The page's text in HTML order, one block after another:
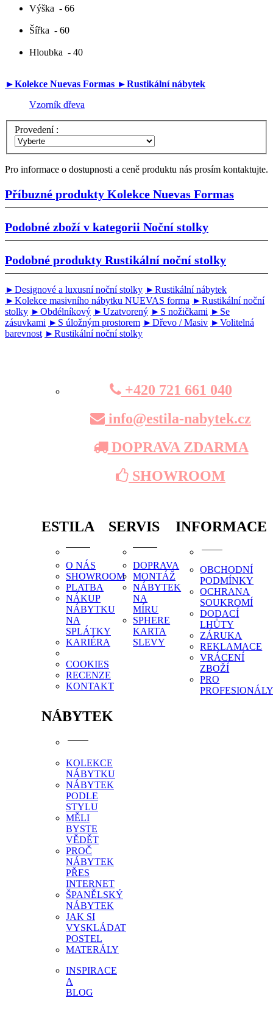
Výška - 66
Šířka - 60
Hloubka - 40
►Kolekce Nuevas Formas ►Rustikální nábytek
Vzorník dřeva
Provedení :
Pro informace o dostupnosti a ceně produktu nás prosím kontaktujte.
Příbuzné produkty Kolekce Nuevas Formas
Podobné zboží v kategorii Noční stolky
Podobné produkty Rustikální noční stolky
►Designové a luxusní noční stolky ►Rustikální nábytek
►Kolekce masivního nábytku NUEVAS forma ►Rustikální noční
stolky ►Obdélníkový ►Uzatvorený ►S nožičkami ►Se
zásuvkami ►S úložným prostorem ►Dřevo / Masiv ►Volitelná
barevnost ►Rustikální noční stolky
+420 721 661 040
info@estila-nabytek.cz
DOPRAVA ZDARMA
SHOWROOM
ESTILA
O NÁS
SHOWROOM
PLATBA
NÁKUP
NÁBYTKU
NA
SPLÁTKY
KARIÉRA
COOKIES
RECENZE
KONTAKT
SERVIS
DOPRAVA
MONTÁŽ
NÁBYTEK
NA
MÍRU
SPHERE
KARTA
SLEVY
INFORMACE
OBCHODNÍ
PODMÍNKY
OCHRANA
SOUKROMÍ
DODACÍ
LHŮTY
ZÁRUKA
REKLAMACE
VRÁCENÍ
ZBOŽÍ
PRO
NÁBYTEK
KOLEKCE
NÁBYTKU
NÁBYTEK
PODLE
STYLU
MĚLI
BYSTE
VĚDĚT
PROČ
NÁBYTEK
PŘES
INTERNET
ŠPANĚLSKÝ
NÁBYTEK
JAK SI
VYSKLÁDAT
POSTEL
MATERÁLY
INSPIRACE
A
BLOG